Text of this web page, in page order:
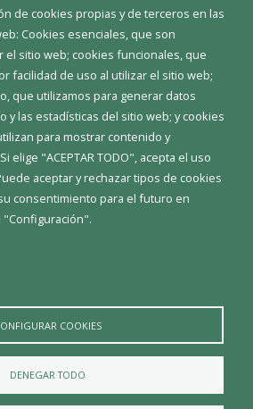
de cookies propias y de terceros en las
Cookies esenciales, que son
el sitio web; cookies funcionales, que
facilidad de uso al utilizar el sitio web;
que utilizamos para generar datos
y las estadísticas del sitio web; y cookies
para mostrar contenido y
elige "ACEPTAR TODO", acepta el uso
aceptar y rechazar tipos de cookies
consentimiento para el futuro en
COOKIES
DENEGAR TODO
Eventos
Municipal
de interés
INICIAR SESIÓN
MAPA WEB